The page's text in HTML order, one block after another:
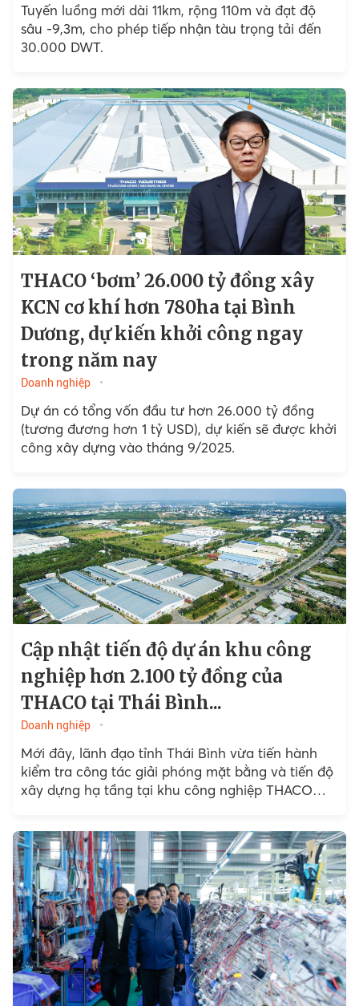
Tuyến luồng mới dài 11km, rộng 110m và đạt độ
sâu -9,3m, cho phép tiếp nhận tàu trọng tải đến
30.000 DWT.
THACO ‘bơm’ 26.000 tỷ đồng xây
KCN cơ khí hơn 780ha tại Bình
Dương, dự kiến khởi công ngay
trong năm nay
Doanh nghiệp
Dự án có tổng vốn đầu tư hơn 26.000 tỷ đồng
(tương đương hơn 1 tỷ USD), dự kiến sẽ được khởi
công xây dựng vào tháng 9/2025.
Cập nhật tiến độ dự án khu công
nghiệp hơn 2.100 tỷ đồng của
THACO tại Thái Bình...
Doanh nghiệp
Mới đây, lãnh đạo tỉnh Thái Bình vừa tiến hành
kiểm tra công tác giải phóng mặt bằng và tiến độ
xây dựng hạ tầng tại khu công nghiệp THACO